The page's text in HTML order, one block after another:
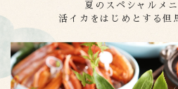
夏のスペシャルメ
活イカをはじめとする但